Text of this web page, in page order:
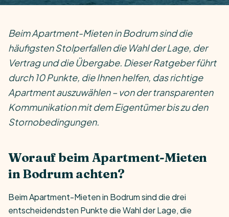
Beim Apartment-Mieten in Bodrum sind die
häufigsten Stolperfallen die Wahl der Lage, der
Vertrag und die Übergabe. Dieser Ratgeber führt
durch 10 Punkte, die Ihnen helfen, das richtige
Apartment auszuwählen – von der transparenten
Kommunikation mit dem Eigentümer bis zu den
Stornobedingungen.
Worauf beim Apartment-Mieten
in Bodrum achten?
Beim Apartment-Mieten in Bodrum sind die drei
entscheidendsten Punkte die Wahl der Lage, die